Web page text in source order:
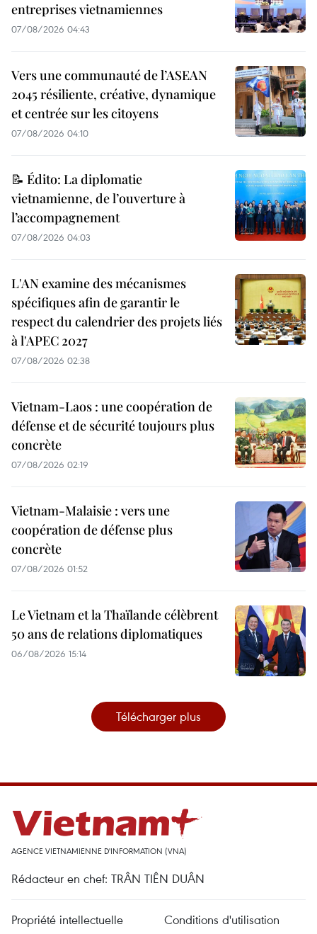
entreprises vietnamiennes
07/08/2026 04:43
Vers une communauté de l’ASEAN
2045 résiliente, créative, dynamique
et centrée sur les citoyens
07/08/2026 04:10
📝 Édito: La diplomatie
vietnamienne, de l’ouverture à
l’accompagnement
07/08/2026 04:03
L'AN examine des mécanismes
spécifiques afin de garantir le
respect du calendrier des projets liés
à l'APEC 2027
07/08/2026 02:38
Vietnam-Laos : une coopération de
défense et de sécurité toujours plus
concrète
07/08/2026 02:19
Vietnam-Malaisie : vers une
coopération de défense plus
concrète
07/08/2026 01:52
Le Vietnam et la Thaïlande célèbrent
50 ans de relations diplomatiques
06/08/2026 15:14
Télécharger plus
AGENCE VIETNAMIENNE D'INFORMATION (VNA)
Rédacteur en chef: TRÂN TIÊN DUÂN
Propriété intellectuelle Conditions d'utilisation